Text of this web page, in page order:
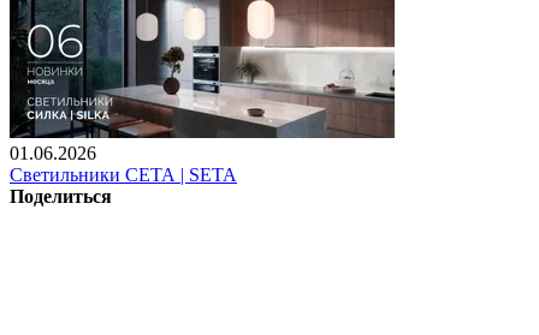
01.06.2026
Светильники СЕТА | SETA
Поделиться